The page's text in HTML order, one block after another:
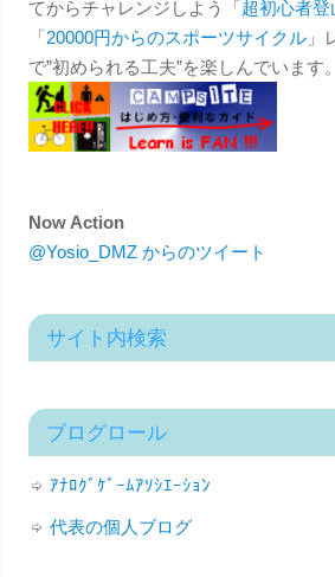
てからチャレンジしよう「超初心者登
「20000円からのスポーツサイクル」
で”初められる工夫”を楽しんでいます。
Now Action
@Yosio_DMZ からのツイート
サイト内検索
ブログロール
ｱﾅﾛｸﾞｹﾞｰﾑｱｿｼｴｰｼｮﾝ
代表の個人ブログ